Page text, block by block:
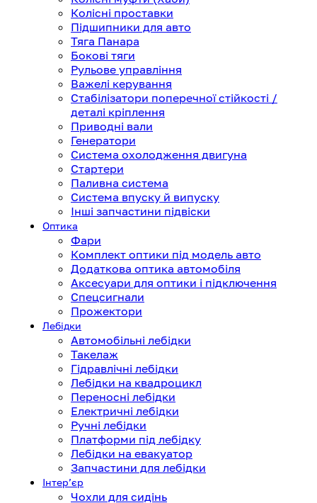
Колісні проставки
Підшипники для авто
Тяга Панара
Бокові тяги
Рульове управління
Важелі керування
Стабілізатори поперечної стійкості /
деталі кріплення
Приводні вали
Генератори
Система охолодження двигуна
Стартери
Паливна система
Система впуску й випуску
Інші запчастини підвіски
Оптика
Фари
Комплект оптики під модель авто
Додаткова оптика автомобіля
Аксесуари для оптики і підключення
Спецсигнали
Прожектори
Лебідки
Автомобільні лебідки
Такелаж
Гідравлічні лебідки
Лебідки на квадроцикл
Переносні лебідки
Електричні лебідки
Ручні лебідки
Платформи під лебідку
Лебідки на евакуатор
Запчастини для лебідки
Інтерʼєр
Чохли для сидінь